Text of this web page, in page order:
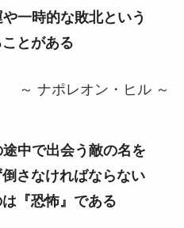
一時的な敗北という
とがある
～ ナポレオン・ヒル ～
中で出会う敵の名を
さなければならない
『恐怖』である